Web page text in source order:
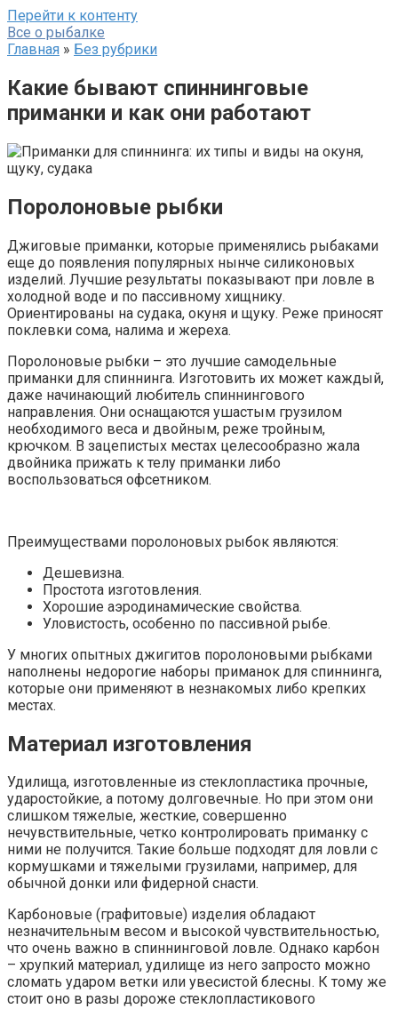
Перейти к контенту
Все о рыбалке
Главная » Без рубрики
Какие бывают спиннинговые
приманки и как они работают
Поролоновые рыбки
Джиговые приманки, которые применялись рыбаками
еще до появления популярных нынче силиконовых
изделий. Лучшие результаты показывают при ловле в
холодной воде и по пассивному хищнику.
Ориентированы на судака, окуня и щуку. Реже приносят
поклевки сома, налима и жереха.
Поролоновые рыбки – это лучшие самодельные
приманки для спиннинга. Изготовить их может каждый,
даже начинающий любитель спиннингового
направления. Они оснащаются ушастым грузилом
необходимого веса и двойным, реже тройным,
крючком. В зацепистых местах целесообразно жала
двойника прижать к телу приманки либо
воспользоваться офсетником.
Преимуществами поролоновых рыбок являются:
Дешевизна.
Простота изготовления.
Хорошие аэродинамические свойства.
Уловистость, особенно по пассивной рыбе.
У многих опытных джигитов поролоновыми рыбками
наполнены недорогие наборы приманок для спиннинга,
которые они применяют в незнакомых либо крепких
местах.
Материал изготовления
Удилища, изготовленные из стеклопластика прочные,
ударостойкие, а потому долговечные. Но при этом они
слишком тяжелые, жесткие, совершенно
нечувствительные, четко контролировать приманку с
ними не получится. Такие больше подходят для ловли с
кормушками и тяжелыми грузилами, например, для
обычной донки или фидерной снасти.
Карбоновые (графитовые) изделия обладают
незначительным весом и высокой чувствительностью,
что очень важно в спиннинговой ловле. Однако карбон
– хрупкий материал, удилище из него запросто можно
сломать ударом ветки или увесистой блесны. К тому же
стоит оно в разы дороже стеклопластикового